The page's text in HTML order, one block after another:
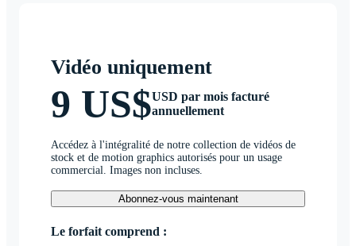
Vidéo uniquement
9 US$USD par mois facturé
annuellement
Accédez à l'intégralité de notre collection de vidéos de
stock et de motion graphics autorisés pour un usage
commercial. Images non incluses.
Abonnez-vous maintenant
Le forfait comprend :